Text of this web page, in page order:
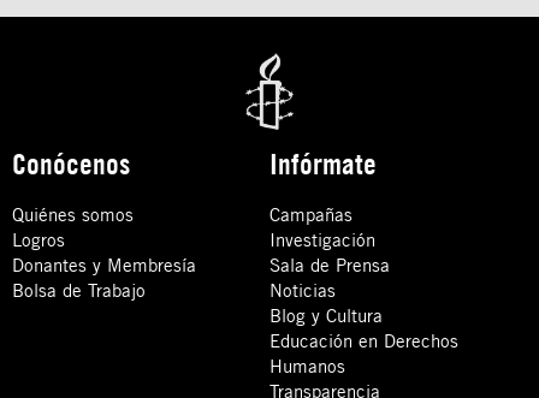
Conócenos
Quiénes somos
Logros
Donantes y Membresía
Bolsa de Trabajo
Infórmate
Campañas
Investigación
Sala de Prensa
Noticias
Blog y Cultura
Educación en Derechos
Humanos
Transparencia